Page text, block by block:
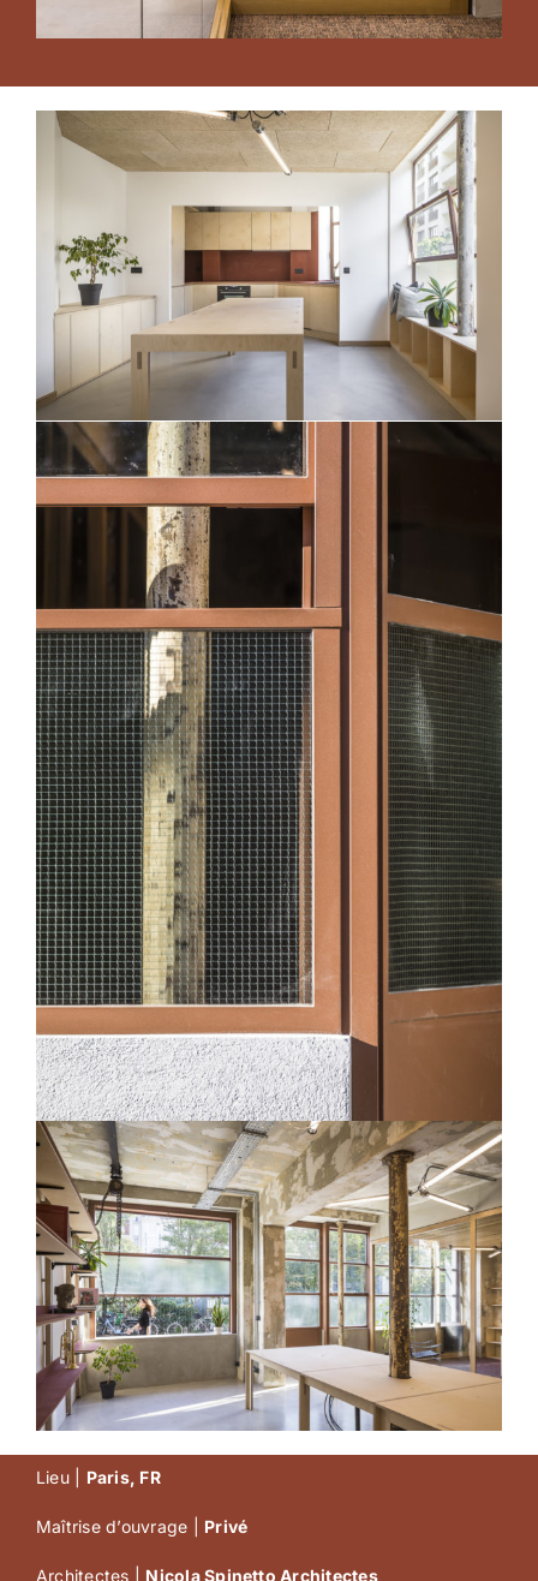
Lieu | Paris, FR
Maîtrise d’ouvrage | Privé
Architectes | Nicola Spinetto Architectes